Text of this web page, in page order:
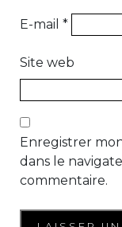
E-mail *
Site web
Enregistrer
dans le
commentaire.